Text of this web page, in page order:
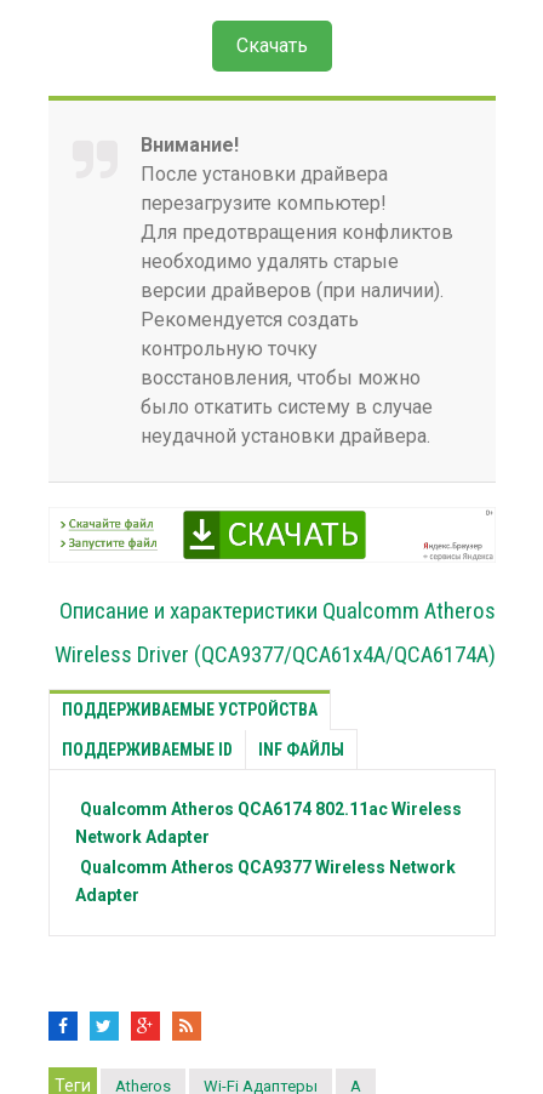
Скачать
Внимание!
После установки драйвера
перезагрузите компьютер!
Для предотвращения конфликтов
необходимо удалять старые
версии драйверов (при наличии).
Рекомендуется создать
контрольную точку
восстановления, чтобы можно
было откатить систему в случае
неудачной установки драйвера.
Описание и характеристики Qualcomm Atheros
Wireless Driver (QCA9377/QCA61x4A/QCA6174A)
ПОДДЕРЖИВАЕМЫЕ УСТРОЙСТВА
ПОДДЕРЖИВАЕМЫЕ ID INF ФАЙЛЫ
Qualcomm Atheros QCA6174 802.11ac Wireless
Network Adapter
Qualcomm Atheros QCA9377 Wireless Network
Adapter
Теги Atheros Wi-Fi Адаптеры A